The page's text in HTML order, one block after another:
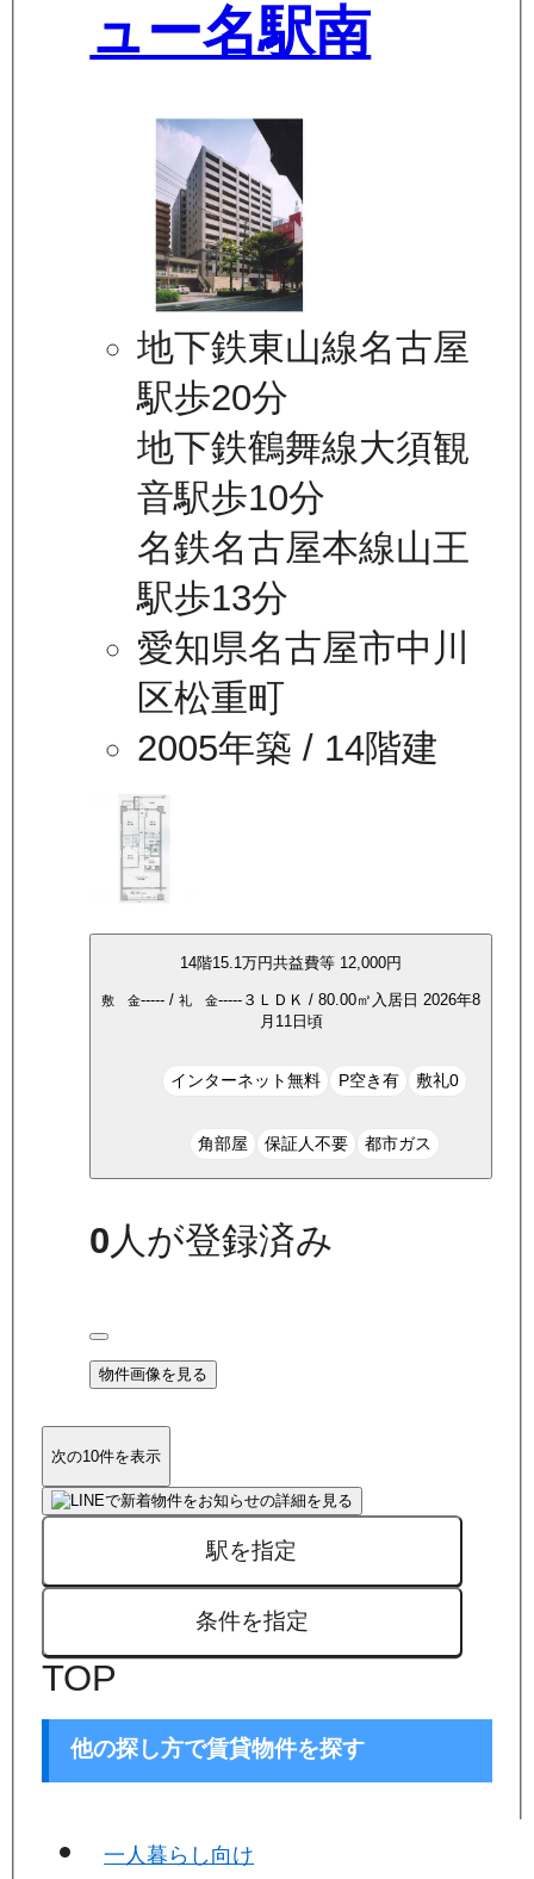
ュー名駅南
地下鉄東山線名古屋
駅歩20分
地下鉄鶴舞線大須観
音駅歩10分
名鉄名古屋本線山王
駅歩13分
愛知県名古屋市中川
区松重町
2005年築 / 14階建
14階15.1万円共益費等 12,000円
敷 金----- / 礼 金----- ３ＬＤＫ / 80.00㎡ 入居日 2026年8
月11日頃
インターネット無料 P空き有 敷礼0
角部屋 保証人不要 都市ガス
0人が登録済み
物件画像を見る
次の10件を表示
駅を指定
条件を指定
TOP
他の探し方で賃貸物件を探す
一人暮らし向け